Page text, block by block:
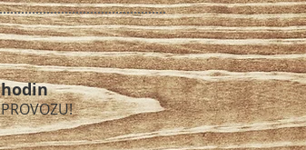
hodin